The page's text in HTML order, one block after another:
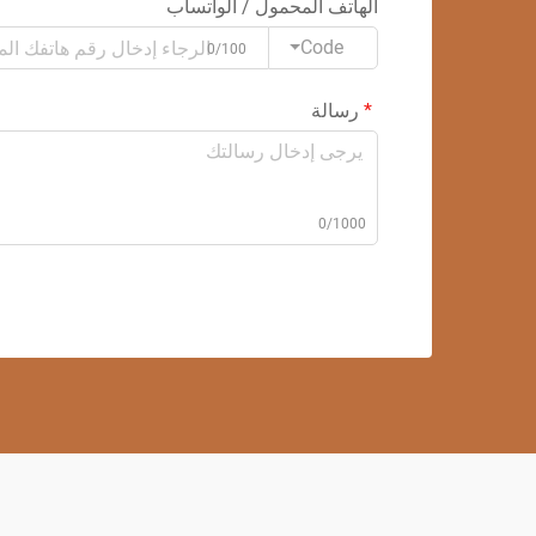
الهاتف المحمول / الواتساب
Code
0/100
رسالة
0/1000